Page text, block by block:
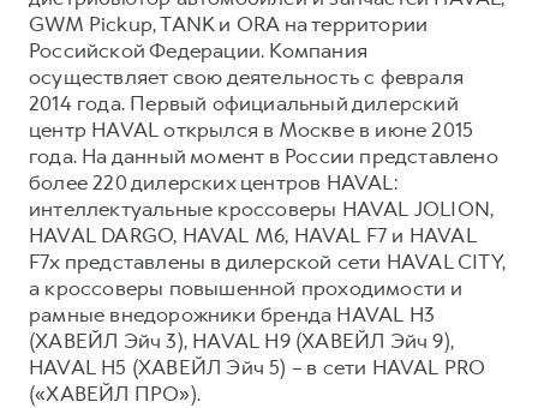
GWM Pickup, TANK и ORA на территории
Российской Федерации. Компания
осуществляет свою деятельность с февраля
2014 года. Первый официальный дилерский
центр HAVAL открылся в Москве в июне 2015
года. На данный момент в России представлено
более 220 дилерских центров HAVAL:
интеллектуальные кроссоверы HAVAL JOLION,
HAVAL DARGO, HAVAL М6, HAVAL F7 и HAVAL
F7x представлены в дилерской сети HAVAL CITY,
а кроссоверы повышенной проходимости и
рамные внедорожники бренда HAVAL H3
(ХАВЕЙЛ Эйч 3), HAVAL H9 (ХАВЕЙЛ Эйч 9),
HAVAL H5 (ХАВЕЙЛ Эйч 5) – в сети HAVAL PRO
(«ХАВЕЙЛ ПРО»).